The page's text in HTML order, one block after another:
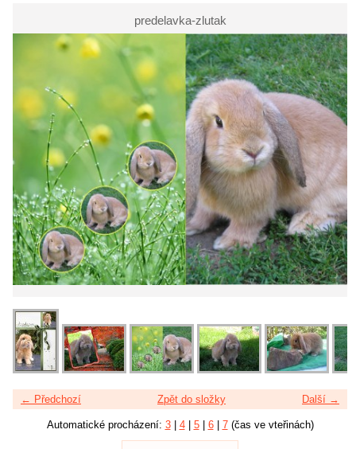
predelavka-zlutak
← Předchozí Další →
Zpět do složky
Automatické procházení: 3| 4| 5| 6| 7(čas ve vteřinách)